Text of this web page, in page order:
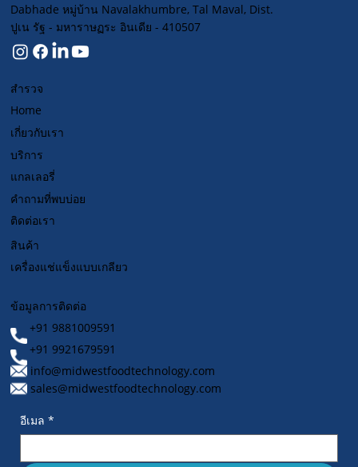
Dabhade หมู่บ้าน Navalakhumbre, Tal Maval, Dist.
ปูเน รัฐ - มหาราษฏระ อินเดีย - 410507
สำรวจ
Home
เกี่ยวกับเรา
บริการ
แกลเลอรี่
คำถามที่พบบ่อย
ติดต่อเรา
สินค้า
เครื่องแช่แข็งแบบเกลียว
ข้อมูลการติดต่อ
+91 9881009591
+91 9921679591
info@midwestfoodtechnology.com
sales@midwestfoodtechnology.com
อีเมล *